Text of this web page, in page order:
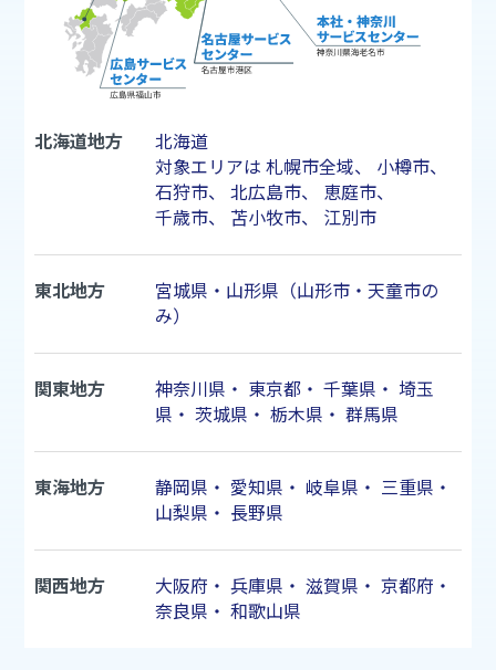
北海道地方
北海道
対象エリアは 札幌市全域、 小樽市、
石狩市、 北広島市、 恵庭市、
千歳市、 苫小牧市、 江別市
東北地方
宮城県・山形県（山形市・天童市の
み）
関東地方 神奈川県 ・ 東京都・ 千葉県 ・ 埼玉
県 ・ 茨城県 ・ 栃木県 ・ 群馬県
東海地方 静岡県 ・ 愛知県 ・ 岐阜県 ・ 三重県 ・
山梨県 ・ 長野県
関西地方 大阪府 ・ 兵庫県 ・ 滋賀県 ・ 京都府 ・
奈良県 ・ 和歌山県